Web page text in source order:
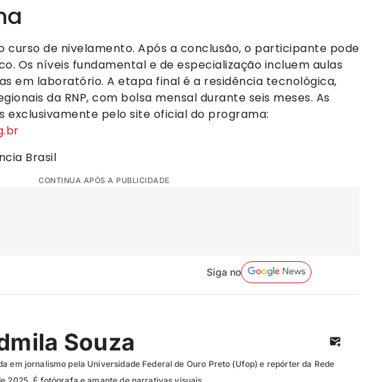
curso de nivelamento. Após a conclusão, o participante pode
Os níveis fundamental e de especialização incluem aulas
em laboratório. A etapa final é a residência tecnológica,
da RNP, com bolsa mensal durante seis meses. As
exclusivamente pelo site oficial do programa:
Brasil
CONTINUA APÓS A PUBLICIDADE
Siga no
Souza
em jornalismo pela Universidade Federal de Ouro Preto (Ufop) e repórter da Rede